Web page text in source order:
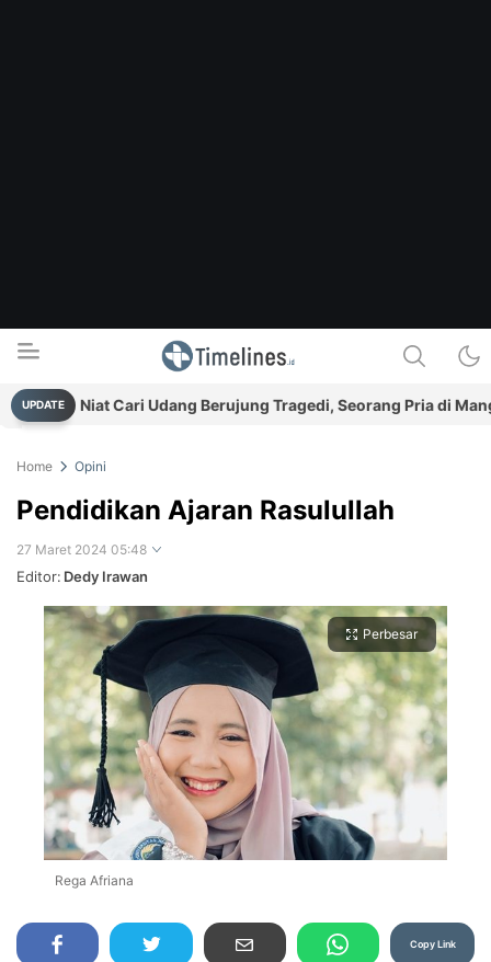
Timelines.id
Media Literasi, Sejarah & Budaya
UPDATE
Niat Cari Udang Berujung Tragedi, Seorang Pria di Manggar
Home Opini
Pendidikan Ajaran Rasulullah
27 Maret 2024 05:48
Editor: Dedy Irawan
Perbesar
Rega Afriana
Copy Link